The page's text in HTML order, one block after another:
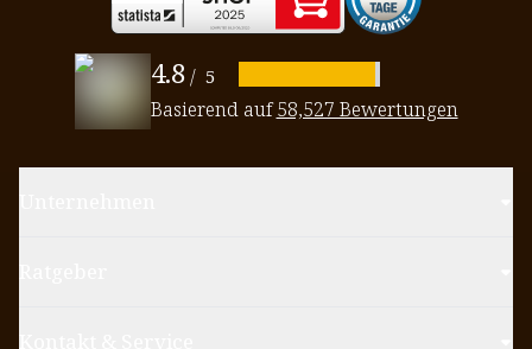
4.8 / 5
Basierend auf58,527 Bewertungen